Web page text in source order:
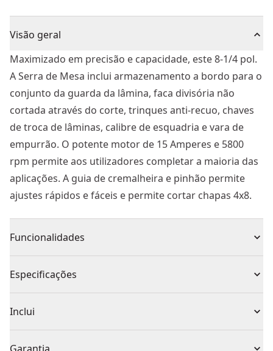
Visão geral
Maximizado em precisão e capacidade, este 8-1/4 pol.
A Serra de Mesa inclui armazenamento a bordo para o
conjunto da guarda da lâmina, faca divisória não
cortada através do corte, trinques anti-recuo, chaves
de troca de lâminas, calibre de esquadria e vara de
empurrão. O potente motor de 15 Amperes e 5800
rpm permite aos utilizadores completar a maioria das
aplicações. A guia de cremalheira e pinhão permite
ajustes rápidos e fáceis e permite cortar chapas 4x8.
Funcionalidades
para uma perfeita perfuração com extracção de
Compatível com qualquer ponteiro o cinzel e pode-se
conectar a qualquer aspirador DEWALT®
Especificações
Tipo de Produto Serra de mesa
Com ou Sem Fio Com fio
Inclui